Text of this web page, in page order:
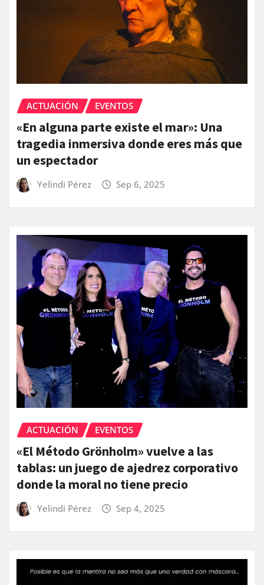
ACTUACIÓN EVENTOS
«En alguna parte existe el mar»: Una
tragedia inmersiva donde eres más que
un espectador
Yelindi Pérez Sep 6, 2025
ACTUACIÓN EVENTOS
«El Método Grönholm» vuelve a las
tablas: un juego de ajedrez corporativo
donde la moral no tiene precio
Yelindi Pérez Sep 4, 2025